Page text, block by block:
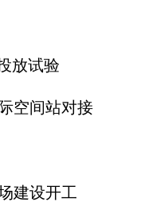
放试验
空间站对接
建设开工